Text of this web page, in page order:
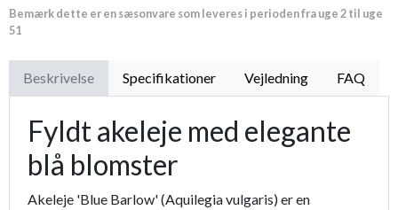
Bemærk dette er en sæsonvare som leveres i perioden fra uge 2 til uge
51
Beskrivelse Specifikationer Vejledning FAQ
Fyldt akeleje med elegante
blå blomster
Akeleje 'Blue Barlow' (Aquilegia vulgaris) er en